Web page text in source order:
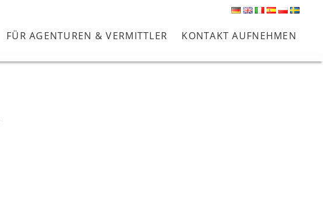
FÜR AGENTUREN & VERMITTLER KONTAKT AUFNEHMEN